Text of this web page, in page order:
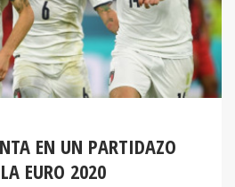
EN UN PARTIDAZO
EURO 2020